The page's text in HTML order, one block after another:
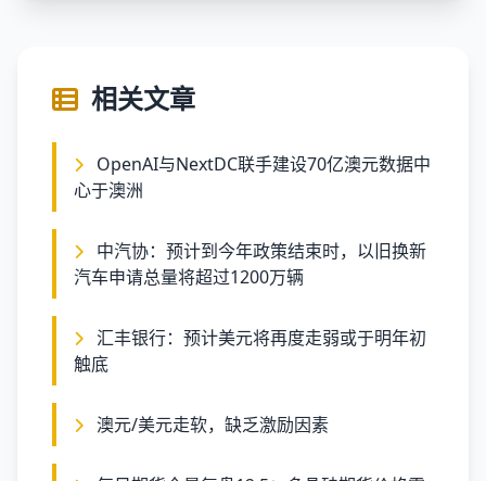
相关文章
心于澳洲
汽车申请总量将超过1200万辆
触底
澳元/美元走软，缺乏激励因素